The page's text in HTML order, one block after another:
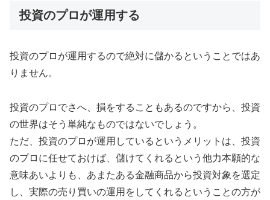
投資のプロが運用する
投資のプロが運用するので絶対に儲かるということではあ
りません。
投資のプロでさへ、損をすることもあるのですから、投資
の世界はそう単純なものではないでしょう。
ただ、投資のプロが運用しているというメリットは、投資
のプロに任せておけば、儲けてくれるという他力本願的な
意味あいよりも、あまたある金融商品から投資対象を選定
し、実際の売り買いの運用をしてくれるということの方が